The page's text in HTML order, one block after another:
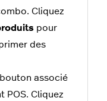
Cliquez
pour
des
associé
POS. Cliquez